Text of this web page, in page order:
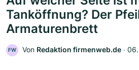
Tanköffnung? Der
Armaturenbrett
FW Von Redaktion firmenweb.de ‧